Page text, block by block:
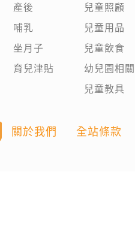
產後
哺乳
坐月子
育兒津貼
兒童照顧
兒童用品
兒童飲食
幼兒園相關
兒童教具
關於我們 全站條款